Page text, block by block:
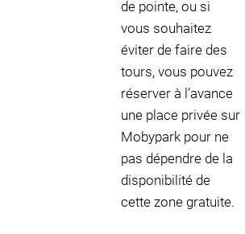
de pointe, ou si
vous souhaitez
éviter de faire des
tours, vous pouvez
réserver à l’avance
une place privée sur
Mobypark pour ne
pas dépendre de la
disponibilité de
cette zone gratuite.